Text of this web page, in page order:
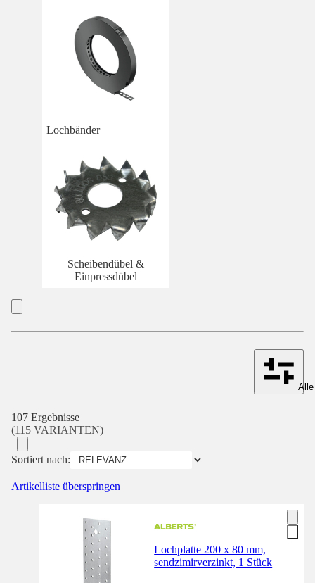
Lochbänder
Scheibendübel &
Einpressdübel
107 Ergebnisse
(115 VARIANTEN)
Sortiert nach:
Artikelliste überspringen
Lochplatte 200 x 80 mm,
sendzimirverzinkt, 1 Stück